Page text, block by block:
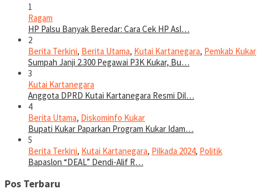
1
Ragam
HP Palsu Banyak Beredar: Cara Cek HP Asl…
2
Berita Terkini, Berita Utama, Kutai Kartanegara, Pemkab Kukar
Sumpah Janji 2.300 Pegawai P3K Kukar, Bu…
3
Kutai Kartanegara
Anggota DPRD Kutai Kartanegara Resmi Dil…
4
Berita Utama, Diskominfo Kukar
Bupati Kukar Paparkan Program Kukar Idam…
5
Berita Terkini, Kutai Kartanegara, Pilkada 2024, Politik
Bapaslon “DEAL” Dendi-Alif R…
Pos Terbaru